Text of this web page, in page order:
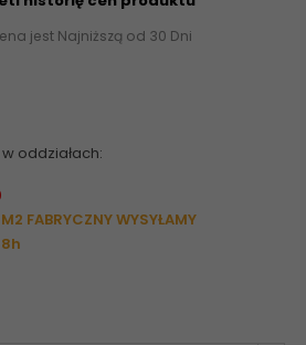
jest Najniższą od 30 Dni
oddziałach:
FABRYCZNY WYSYŁAMY